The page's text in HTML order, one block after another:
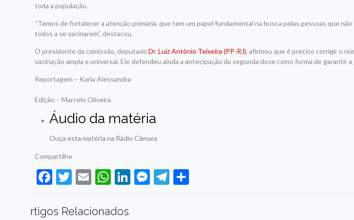
toda a população.
“Temos de fortalecer a atenção primária, que tem um papel fundamental na busca pelas pessoas que
todos a se vacinarem”, destacou.
O presidente da comissão, deputadoDr. Luiz Antônio Teixeira (PP-RJ), afirmou que é preciso corrigir o
vacinação ampla e universal. Ele defendeu ainda a antecipação da segunda dose como forma de garantir
Reportagem – Karla Alessandra
Edição – Marcelo Oliveira
Áudio da matéria
Ouça esta matéria na Rádio Câmara
Compartilhe
Facebook
Twitter
EmailWhatsApp
LinkedIn
Messenger
Telegram
rtigos Relacionados